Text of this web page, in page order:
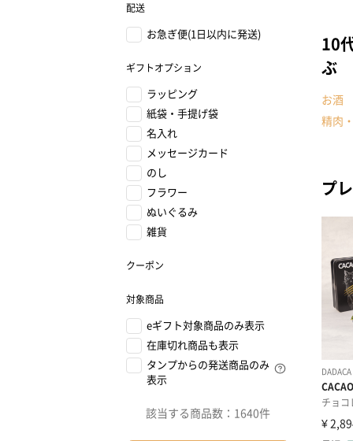
配送
お急ぎ便(1日以内に発送)
ギフトオプション
ラッピング
紙袋・手提げ袋
名入れ
メッセージカード
のし
フラワー
ぬいぐるみ
雑貨
クーポン
対象商品
eギフト対象商品のみ表示
在庫切れ商品も表示
タンプからの発送商品のみ
表示
該当する商品数： 1640件
10
ぶ
お酒
精肉
プ